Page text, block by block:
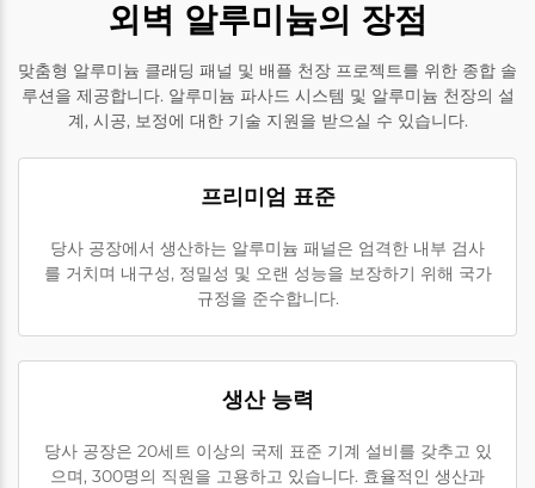
외벽 알루미늄의 장점
맞춤형 알루미늄 클래딩 패널 및 배플 천장 프로젝트를 위한 종합 솔
루션을 제공합니다. 알루미늄 파사드 시스템 및 알루미늄 천장의 설
계, 시공, 보정에 대한 기술 지원을 받으실 수 있습니다.
프리미엄 표준
당사 공장에서 생산하는 알루미늄 패널은 엄격한 내부 검사
를 거치며 내구성, 정밀성 및 오랜 성능을 보장하기 위해 국가
규정을 준수합니다.
생산 능력
당사 공장은 20세트 이상의 국제 표준 기계 설비를 갖추고 있
으며, 300명의 직원을 고용하고 있습니다. 효율적인 생산과